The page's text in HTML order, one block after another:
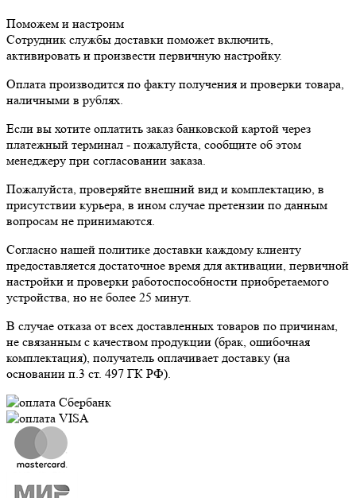
Поможем и настроим
Сотрудник службы доставки поможет включить,
активировать и произвести первичную настройку.
Оплата производится по факту получения и проверки товара,
наличными в рублях.
Если вы хотите оплатить заказ банковской картой через
платежный терминал - пожалуйста, сообщите об этом
менеджеру при согласовании заказа.
Пожалуйста, проверяйте внешний вид и комплектацию, в
присутствии курьера, в ином случае претензии по данным
вопросам не принимаются.
Согласно нашей политике доставки каждому клиенту
предоставляется достаточное время для активации, первичной
настройки и проверки работоспособности приобретаемого
устройства, но не более 25 минут.
В случае отказа от всех доставленных товаров по причинам,
не связанным с качеством продукции (брак, ошибочная
комплектация), получатель оплачивает доставку (на
основании п.3 ст. 497 ГК РФ).